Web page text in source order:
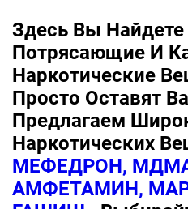
Здесь Вы
Потрясающие И
Наркотические
Просто Оставят
Предлагаем
Наркотических
МЕФЕДРОН,
АМФЕТАМИН,